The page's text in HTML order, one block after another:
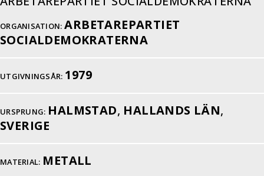
ORGANISATION: ARBETAREPARTIET
SOCIALDEMOKRATERNA
UTGIVNINGSÅR: 1979
URSPRUNG: HALMSTAD, HALLANDS LÄN,
SVERIGE
MATERIAL: METALL